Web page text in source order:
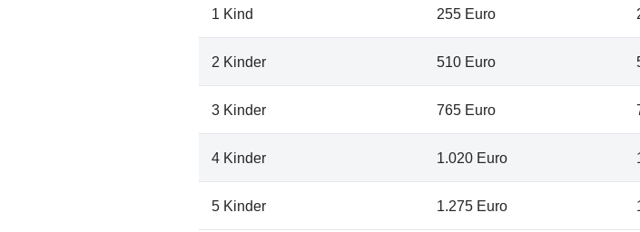
1 Kind 255 Euro
2 Kinder 510 Euro
3 Kinder 765 Euro
4 Kinder 1.020 Euro
5 Kinder 1.275 Euro